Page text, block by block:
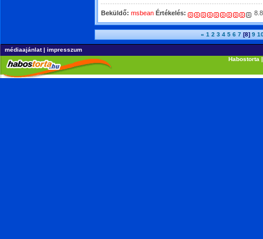
Beküldő: msbean Értékelés:
« 1 2 3 4 5 6 7 [8] 9
médiaajánlat| impresszum
Habostorta